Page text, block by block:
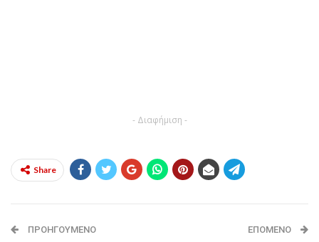
- Διαφήμιση -
Share
ΠΡΟΗΓΟΎΜΕΝΟ ΕΠΌΜΕΝΟ